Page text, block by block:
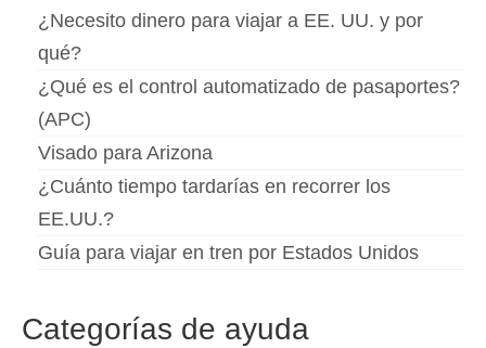
¿Necesito dinero para viajar a EE. UU. y por
qué?
¿Qué es el control automatizado de pasaportes?
(APC)
Visado para Arizona
¿Cuánto tiempo tardarías en recorrer los
EE.UU.?
Guía para viajar en tren por Estados Unidos
Categorías de ayuda